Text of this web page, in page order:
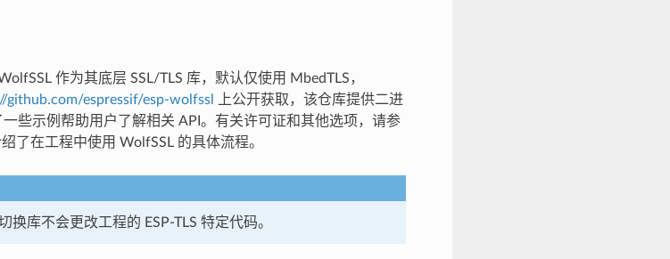
作为其底层 SSL/TLS 库，默认仅使用 MbedTLS，
github.com/espressif/esp-wolfssl
上公开获取，该仓库提供二进
些示例帮助用户了解相关 API。有关许可证和其他选项，请参
了在工程中使用 WolfSSL 的具体流程。
换库不会更改工程的 ESP-TLS 特定代码。